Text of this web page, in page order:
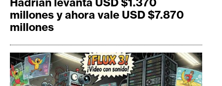
millones y ahora vale USD $7.870
millones